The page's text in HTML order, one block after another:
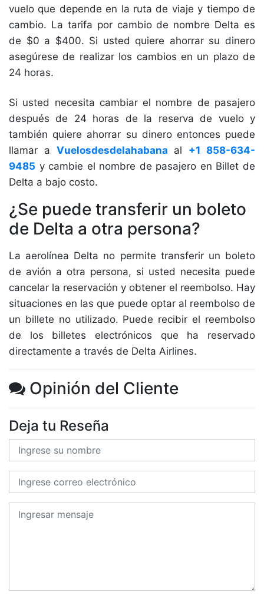
vuelo que depende en la ruta de viaje y tiempo de
cambio. La tarifa por cambio de nombre Delta es
de $0 a $400. Si usted quiere ahorrar su dinero
asegúrese de realizar los cambios en un plazo de
24 horas.
Si usted necesita cambiar el nombre de pasajero
después de 24 horas de la reserva de vuelo y
también quiere ahorrar su dinero entonces puede
llamar a Vuelosdesdelahabana al +1 858-634-
9485 y cambie el nombre de pasajero en Billet de
Delta a bajo costo.
¿Se puede transferir un boleto
de Delta a otra persona?
La aerolínea Delta no permite transferir un boleto
de avión a otra persona, si usted necesita puede
cancelar la reservación y obtener el reembolso. Hay
situaciones en las que puede optar al reembolso de
un billete no utilizado. Puede recibir el reembolso
de los billetes electrónicos que ha reservado
directamente a través de Delta Airlines.
Opinión del Cliente
Deja tu Reseña